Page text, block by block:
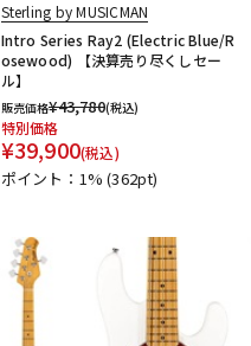
Sterling by MUSICMAN
Intro Series Ray2 (Electric Blue/R
osewood) 【決算売り尽くしセー
ル】
販売価格¥43,780(税込)
特別価格
¥39,900(税込)
ポイント：1%(362pt)